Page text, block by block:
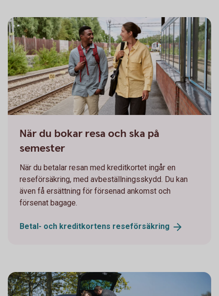
När du bokar resa och ska på
semester
När du betalar resan med kreditkortet ingår en
reseförsäkring, med avbeställningsskydd. Du kan
även få ersättning för försenad ankomst och
försenat bagage.
Betal- och kreditkortens reseförsäkring